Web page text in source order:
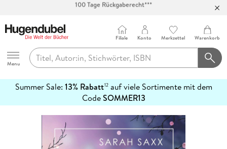
Abholung in über 100 Filialen
Hugendubel
Menu
Filiale Konto Merkzettel Warenkorb
Summer Sale: 13% Rabatt12auf viele Sortimente mit dem
CodeSOMMER13
erfahren